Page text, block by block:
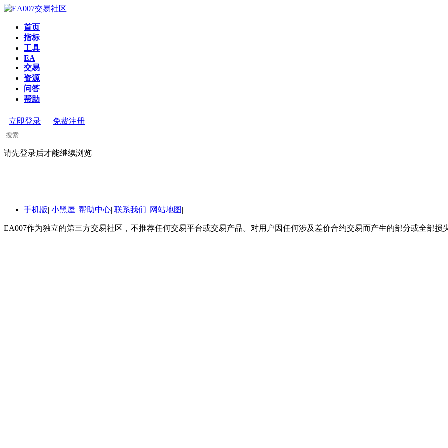
首页
指标
工具
EA
交易
资源
问答
帮助
立即登录 免费注册
请先登录后才能继续浏览
手机版| 小黑屋| 帮助中心| 联系我们| 网站地图|
EA007作为独立的第三方交易社区，不推荐任何交易平台或交易产品。对用户因任何涉及差价合约交易而产生的部分或全部损